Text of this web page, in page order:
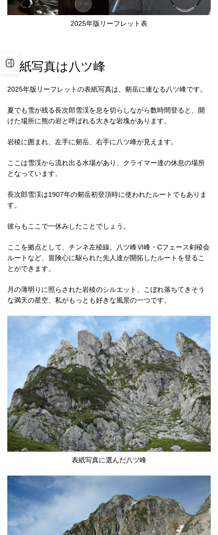
2025年版リーフレット表
表紙写真は八ツ峰
2025年版リーフレットの表紙写真は、剱岳に連なる八ツ峰です。
夏でも雪が残る長次郎雪渓を息を切らしながら数時間登ると、開
けた場所に熊の岩と呼ばれる大きな岩塊があります。
岩稜に囲まれ、左手に剱岳、右手に八ツ峰が見えます。
ここは雪渓から流れ出る水場があり、クライマー達の休息の場所
となっています。
長次郎雪渓は1907年の剱岳初登頂時に使われたルートでもありま
す。
彼らもここで一休みしたことでしょう。
ここを拠点として、チンネ左稜線、八ツ峰Ⅵ峰・Cフェース剣稜会
ルートなど、冒険心に駆られた先人達が開拓したルートを登るこ
とができます。
月の薄明りに照らされた岩稜のシルエット、こぼれ落ちてきそう
な満天の星空、私がもっとも好きな風景の一つです。
表紙写真に選んだ八ツ峰